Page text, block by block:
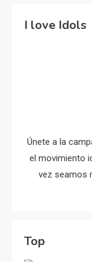
I love Idols
Únete a la
el movimiento
vez seamos
Top